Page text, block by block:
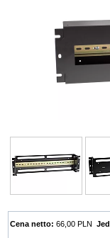
Cena netto: 66,00 PLN